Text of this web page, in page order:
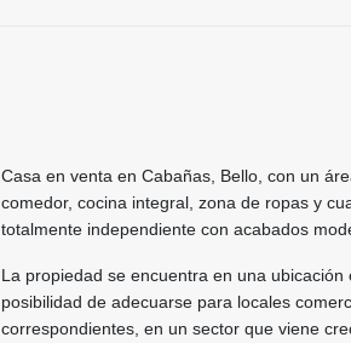
Casa en venta en Cabañas, Bello, con un
comedor, cocina integral, zona de ropas y
totalmente independiente con acabados
La propiedad se encuentra en una
posibilidad de adecuarse para locales
correspondientes, en un sector que viene